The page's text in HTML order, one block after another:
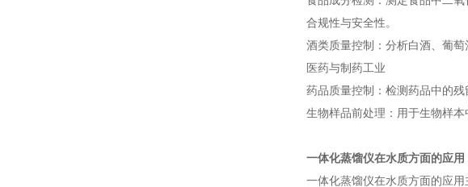
合规性与安全性。
酒类质量控制：分析白酒、葡
医药与制药工业
药品质量控制：检测药品中的
生物样品前处理：用于生物样
一体化蒸馏仪在水质方面的应用
一体化蒸馏仪在水质方面的应用